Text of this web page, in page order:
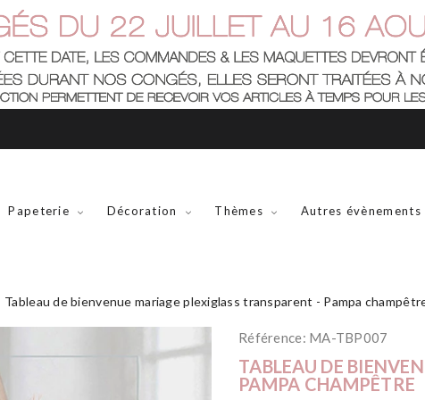
Papeterie Décoration Thèmes Autres évènements
Tableau de bienvenue mariage plexiglass transparent - Pampa
Référence: MA-TBP007
TABLEAU DE
PAMPA CHAMPÊTRE